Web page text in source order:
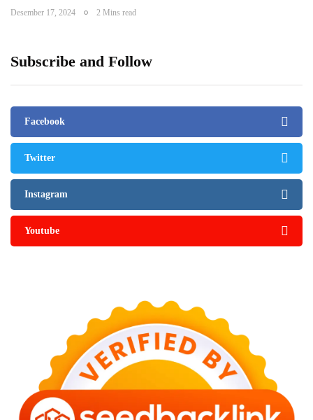
Desember 17, 2024 2 Mins read
Subscribe and Follow
Facebook
Twitter
Instagram
Youtube